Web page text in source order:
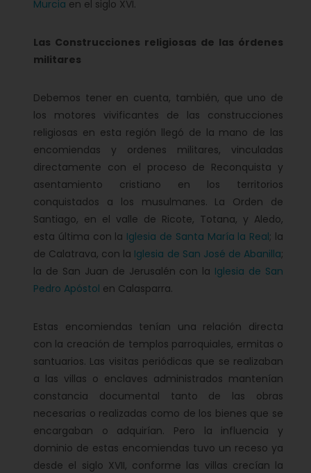
Murcia en el siglo XVI.
Las Construcciones religiosas de las órdenes
militares
Debemos tener en cuenta, también, que uno de
los motores vivificantes de las construcciones
religiosas en esta región llegó de la mano de las
encomiendas y ordenes militares, vinculadas
directamente con el proceso de Reconquista y
asentamiento cristiano en los territorios
conquistados a los musulmanes. La Orden de
Santiago, en el valle de Ricote, Totana, y Aledo,
esta última con la Iglesia de Santa María la Real; la
de Calatrava, con la Iglesia de San José de Abanilla;
la de San Juan de Jerusalén con la Iglesia de San
Pedro Apóstol en Calasparra.
Estas encomiendas tenían una relación directa
con la creación de templos parroquiales, ermitas o
santuarios. Las visitas periódicas que se realizaban
a las villas o enclaves administrados mantenían
constancia documental tanto de las obras
necesarias o realizadas como de los bienes que se
encargaban o adquirían. Pero la influencia y
dominio de estas encomiendas tuvo un receso ya
desde el siglo XVII, conforme las villas crecían la